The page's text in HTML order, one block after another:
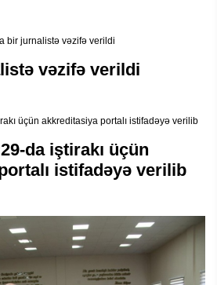
vəzifə verildi
da iştirakı üçün
istifadəyə verilib